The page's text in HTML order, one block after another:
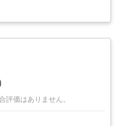
価はありません。